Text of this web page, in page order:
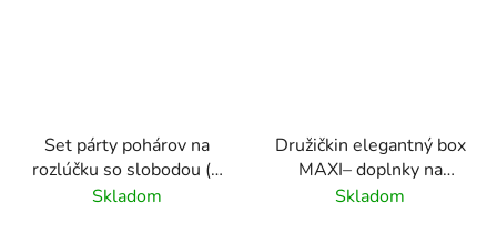
Set párty pohárov na
rozlúčku so slobodou (3
varianty, 10 / 12 ks)
Skladom
Družičkin elegantný box
MAXI– doplnky na
rozlúčku so slobodou
Skladom